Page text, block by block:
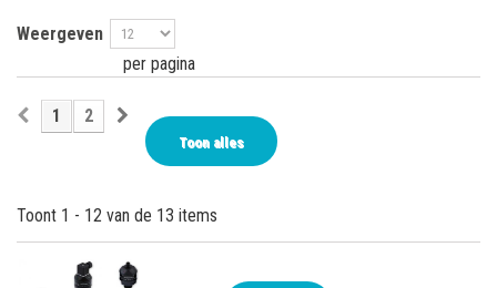
Weergeven
per pagina
Toon alles
1 2
Toont 1 - 12 van de 13 items